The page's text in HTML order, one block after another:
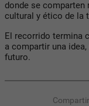
donde se
cultural y ético de la
El recorrido termina
a compartir una
futuro.